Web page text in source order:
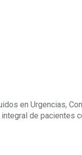
en Urgencias,
de pacientes